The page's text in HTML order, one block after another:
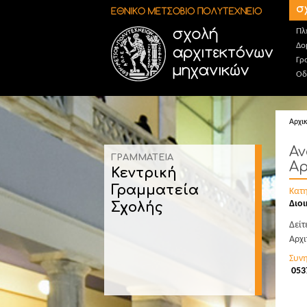
Παράκαμψη προς το κυρίως περιεχόμενο
ΓΡΑΜΜΑΤΕΙΑ
Κεντρική
Γραμματεία
Σχολής